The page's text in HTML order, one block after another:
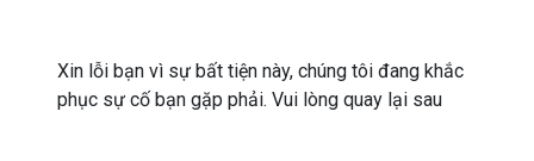
Xin lỗi bạn vì sự bất tiện này, chúng tôi đang khắc
phục sự cố bạn gặp phải. Vui lòng quay lại sau